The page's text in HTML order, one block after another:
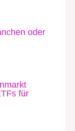
oder
für